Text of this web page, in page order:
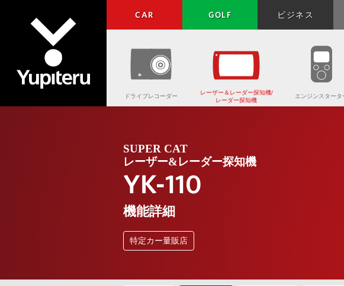
CAR GOLF ビジネス
ドライブレコーダー
レーザー＆レーダー探知機/
レーダー探知機
エンジンスタータ
SUPER CAT
レーザー&レーダー探知機
YK-110
機能詳細
特定カー量販店